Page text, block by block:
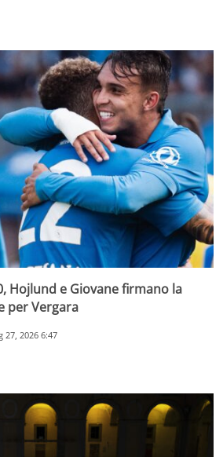
Hojlund e Giovane firmano la
per Vergara
27, 2026 6:47